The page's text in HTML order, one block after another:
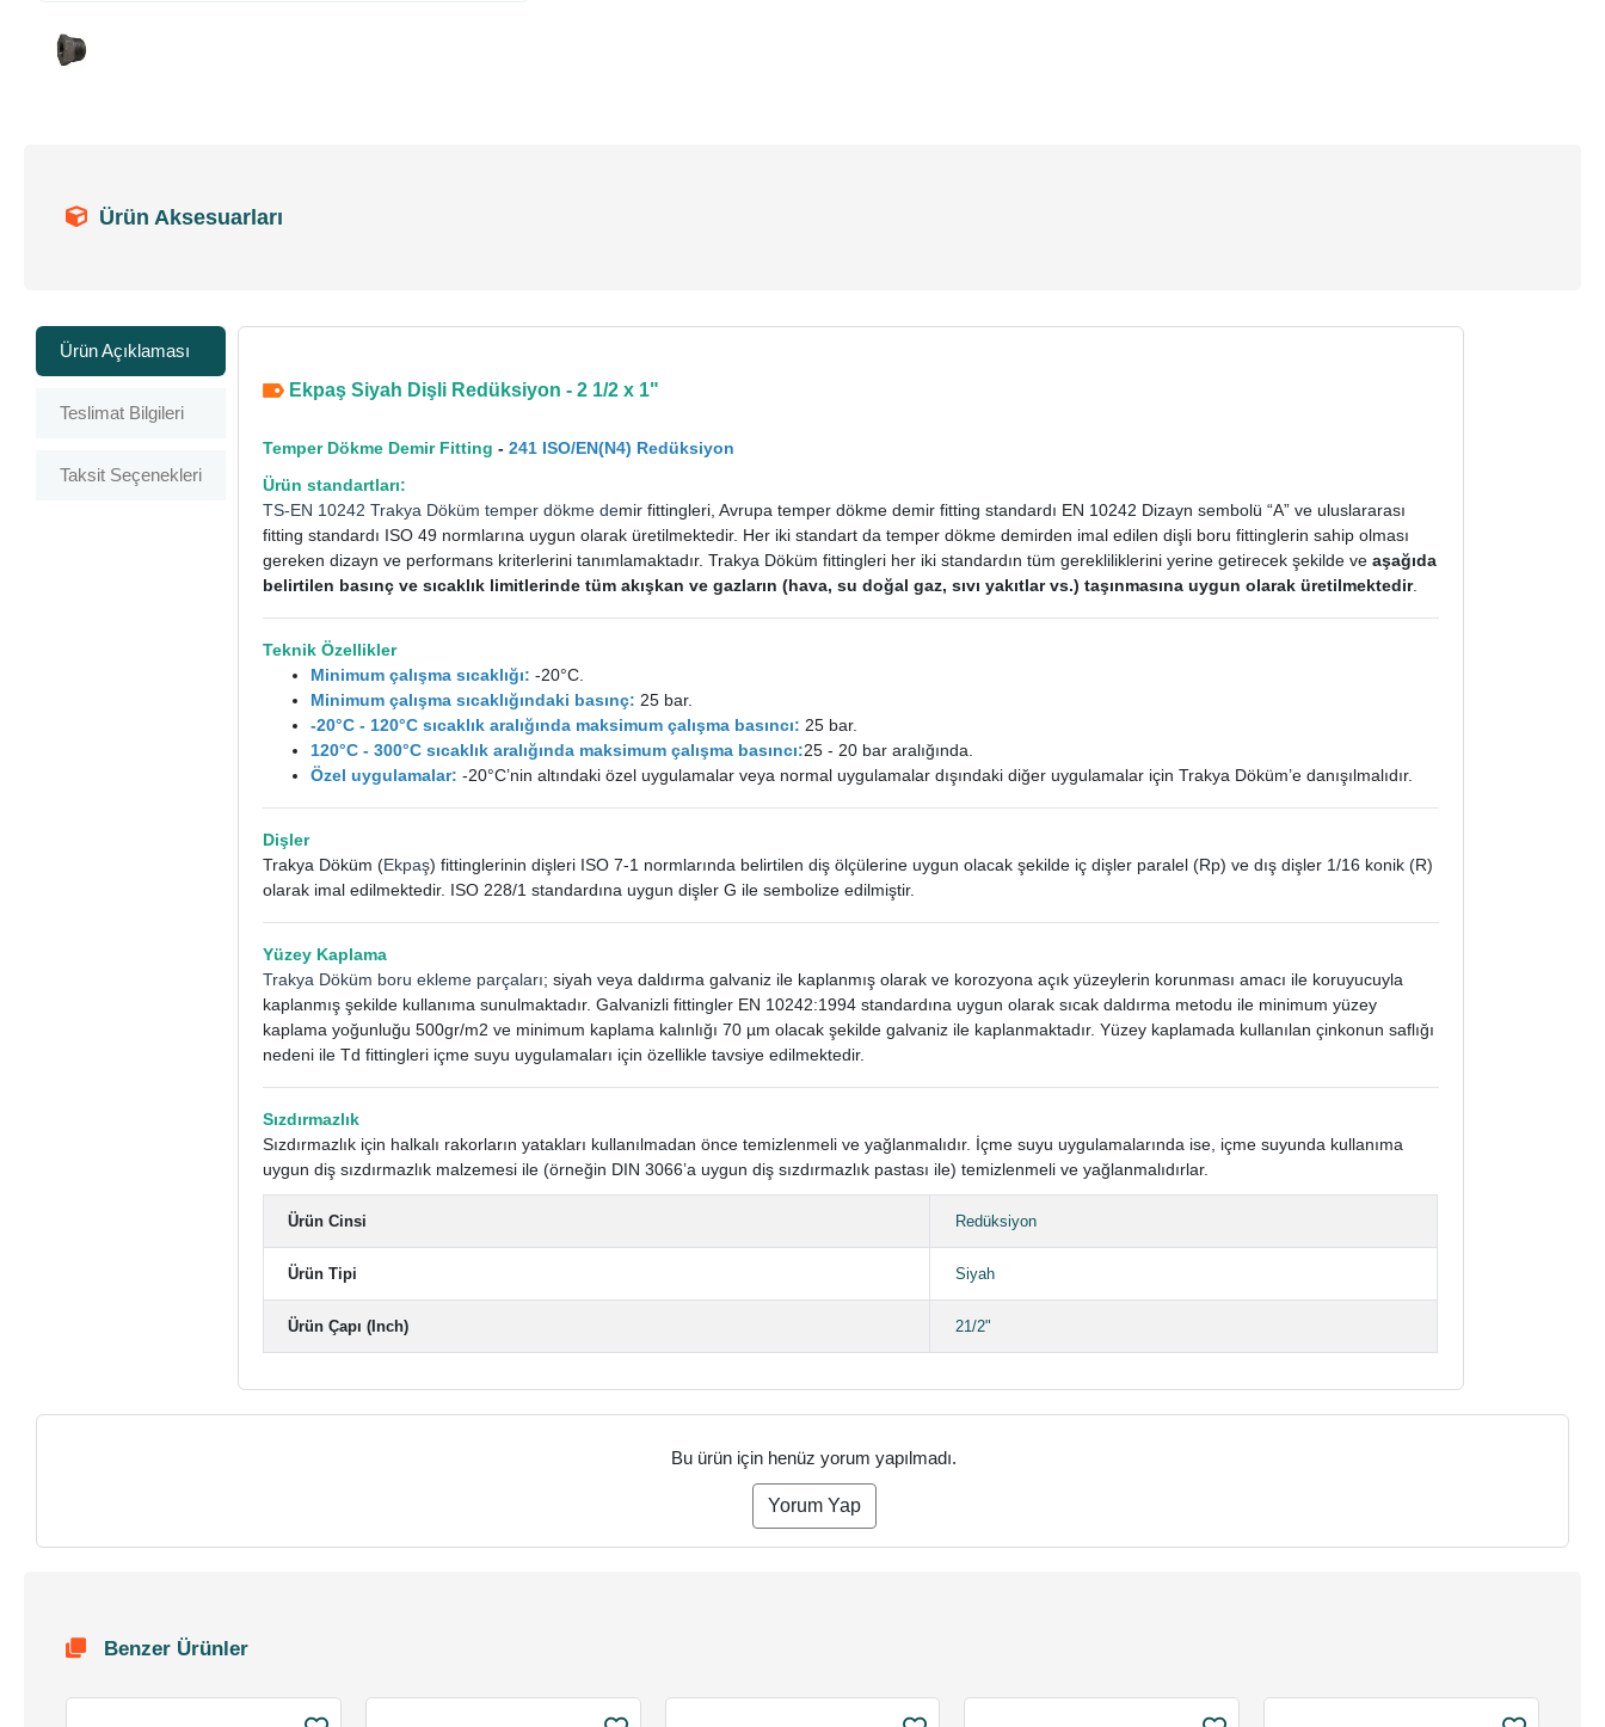
Ürün Aksesuarları
Ürün Açıklaması
Teslimat Bilgileri
Taksit Seçenekleri
Ekpaş Siyah Dişli Redüksiyon - 2 1/2 x 1"
Temper Dökme Demir Fitting -241 ISO/EN(N4) Redüksiyon
Ürün standartları:
TS-EN 10242Trakya Döküm temper dökme demir fittingleri, Avrupa temper dökme demir fitting standardı EN 10242 Dizayn sembolü “A” ve uluslararası
fitting standardı ISO 49 normlarına uygun olarak üretilmektedir. Her iki standart da temper dökme demirden imal edilen dişli boru fittinglerin sahip olması
gereken dizayn ve performans kriterlerini tanımlamaktadır. Trakya Döküm fittingleri her iki standardın tüm gerekliliklerini yerine getirecek şekilde veaşağıda
belirtilen basınç ve sıcaklık limitlerinde tüm akışkan ve gazların (hava, su doğal gaz, sıvı yakıtlar vs.) taşınmasına uygun olarak üretilmektedir.
Teknik Özellikler
Minimum çalışma sıcaklığı: -20°C.
Minimum çalışma sıcaklığındaki basınç: 25 bar.
-20°C - 120°C sıcaklık aralığında maksimum çalışma basıncı: 25 bar.
120°C - 300°C sıcaklık aralığında maksimum çalışma basıncı:25 - 20 bar aralığında.
Özel uygulamalar: -20°C’nin altındaki özel uygulamalar veya normal uygulamalar dışındaki diğer uygulamalar için Trakya Döküm’e danışılmalıdır.
Dişler
Trakya Döküm (Ekpaş) fittinglerinin dişleri ISO 7-1 normlarında belirtilen diş ölçülerine uygun olacak şekilde iç dişler paralel (Rp) ve dış dişler 1/16 konik (R)
olarak imal edilmektedir. ISO 228/1 standardına uygun dişler G ile sembolize edilmiştir.
Yüzey Kaplama
Trakya Döküm boru ekleme parçaları; siyah veya daldırma galvaniz ile kaplanmış olarak ve korozyona açık yüzeylerin korunması amacı ile koruyucuyla
kaplanmış şekilde kullanıma sunulmaktadır. Galvanizli fittingler EN 10242:1994 standardına uygun olarak sıcak daldırma metodu ile minimum yüzey
kaplama yoğunluğu 500gr/m2 ve minimum kaplama kalınlığı 70 µm olacak şekilde galvaniz ile kaplanmaktadır. Yüzey kaplamada kullanılan çinkonun saflığı
nedeni ile Td fittingleri içme suyu uygulamaları için özellikle tavsiye edilmektedir.
Sızdırmazlık
Sızdırmazlık için halkalı rakorların yatakları kullanılmadan önce temizlenmeli ve yağlanmalıdır. İçme suyu uygulamalarında ise, içme suyunda kullanıma
uygun diş sızdırmazlık malzemesi ile (örneğin DIN 3066’a uygun diş sızdırmazlık pastası ile) temizlenmeli ve yağlanmalıdırlar.
Ürün Cinsi Redüksiyon
Ürün Tipi Siyah
Ürün Çapı (Inch) 21/2"
Bu ürün için henüz yorum yapılmadı.
Yorum Yap
Benzer Ürünler